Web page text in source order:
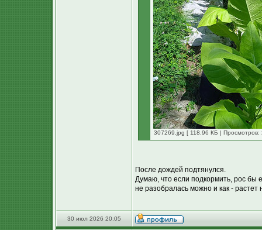
307269.jpg [ 118.96 КБ | Просмотров:
После дождей подтянулся.
Думаю, что если подкормить, рос бы
не разобралась можно и как -
30 июл 2026 20:05